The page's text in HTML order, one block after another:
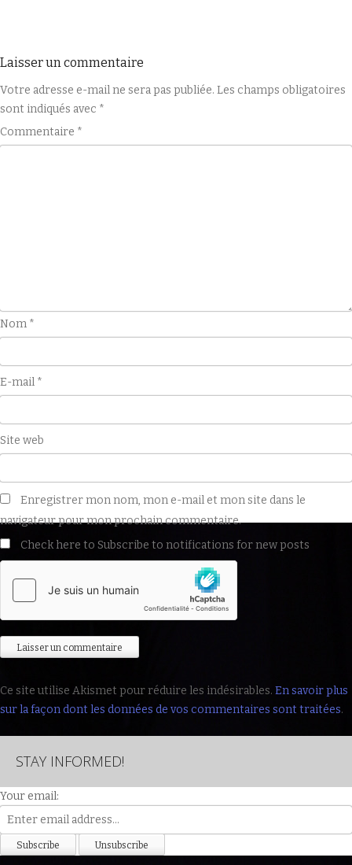
Laisser un commentaire
Votre adresse e-mail ne sera pas publiée. Les champs obligatoires
sont indiqués avec *
Commentaire *
Nom *
E-mail *
Site web
Enregistrer mon nom, mon e-mail et mon site dans le
navigateur pour mon prochain commentaire.
Check here to Subscribe to notifications for new posts
Ce site utilise Akismet pour réduire les indésirables. En savoir plus
sur la façon dont les données de vos commentaires sont traitées.
STAY INFORMED!
Your email: